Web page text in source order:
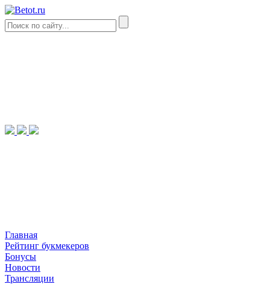
Главная
Рейтинг букмекеров
Бонусы
Новости
Трансляции